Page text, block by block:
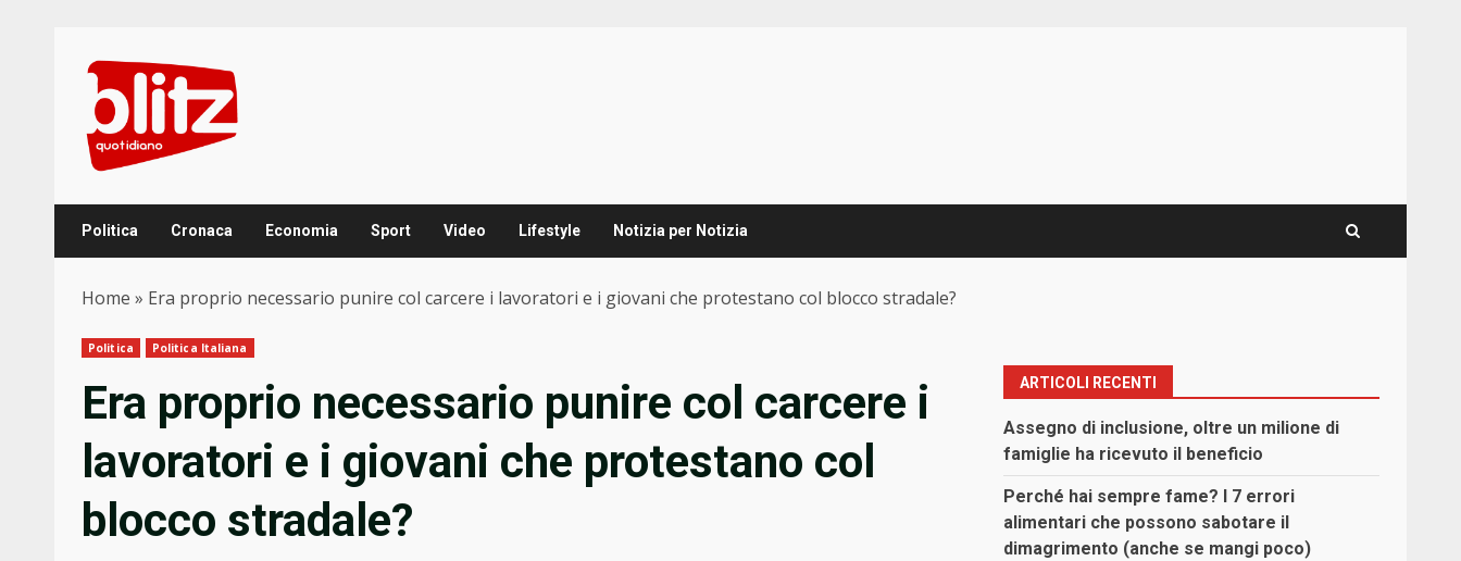
content
Politica Cronaca Economia Sport Video Lifestyle Notizia per Notizia
Home » Era proprio necessario punire col carcere i lavoratori e i giovani che protestano col blocco stradale?
Politica Politica Italiana
Era proprio necessario punire col carcere i
lavoratori e i giovani che protestano col
blocco stradale?
ARTICOLI RECENTI
Assegno di inclusione, oltre un milione di
famiglie ha ricevuto il beneficio
Perché hai sempre fame? I 7 errori
alimentari che possono sabotare il
dimagrimento (anche se mangi poco)